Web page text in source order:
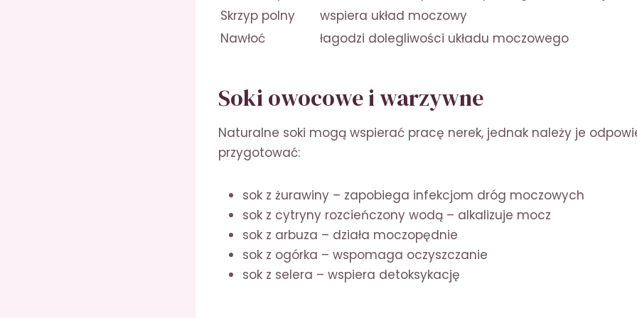
Skrzyp polny
wspiera układ moczowy
Nawłoć
łagodzi dolegliwości układu moczowego
Soki owocowe i warzywne
Naturalne soki mogą wspierać pracę nerek, jednak należy je
przygotować:
sok z żurawiny – zapobiega infekcjom dróg moczowych
sok z cytryny rozcieńczony wodą – alkalizuje mocz
sok z arbuza – działa moczopędnie
sok z ogórka – wspomaga oczyszczanie
sok z selera – wspiera detoksykację